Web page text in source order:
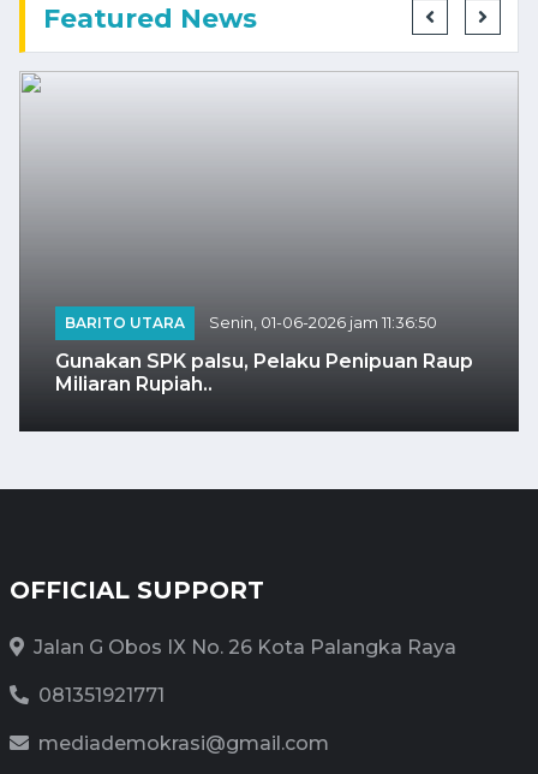
Featured News
BARITO UTARA Senin, 01-06-2026 jam 11:36:50
Gunakan SPK palsu, Pelaku Penipuan Raup
Miliaran Rupiah..
OFFICIAL SUPPORT
Jalan G Obos IX No. 26 Kota Palangka Raya
081351921771
mediademokrasi@gmail.com